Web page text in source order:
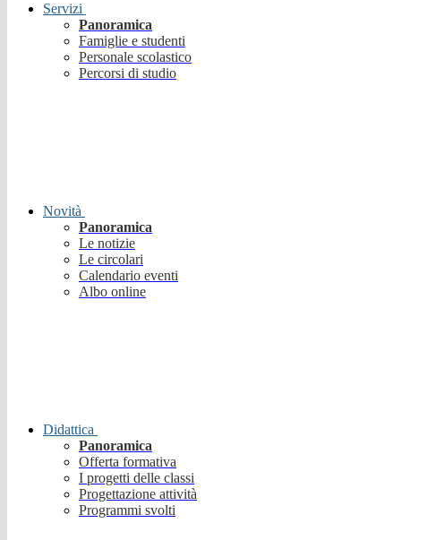
Servizi
Panoramica
Famiglie e studenti
Personale scolastico
Percorsi di studio
Novità
Panoramica
Le notizie
Le circolari
Calendario eventi
Albo online
Didattica
Panoramica
Offerta formativa
I progetti delle classi
Progettazione attività
Programmi svolti